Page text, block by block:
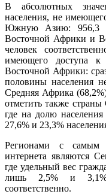
В абсолютных
населения, не
Южную Азию: 956,3
Восточной Африки и
человек
имеющего доступа к
Восточной Африки:
половины населения
Средняя Африка
отметить также
где на долю населения
27,6% и 23,3%
Регионами с самым
интернета являются
где удельный вес
лишь 2,5% и 3,1%
соответственно.